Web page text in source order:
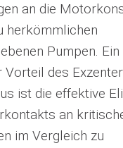
an die
herkömmlichen
Pumpen. Ein
Vorteil des
ist die effektive
an
im Vergleich zu